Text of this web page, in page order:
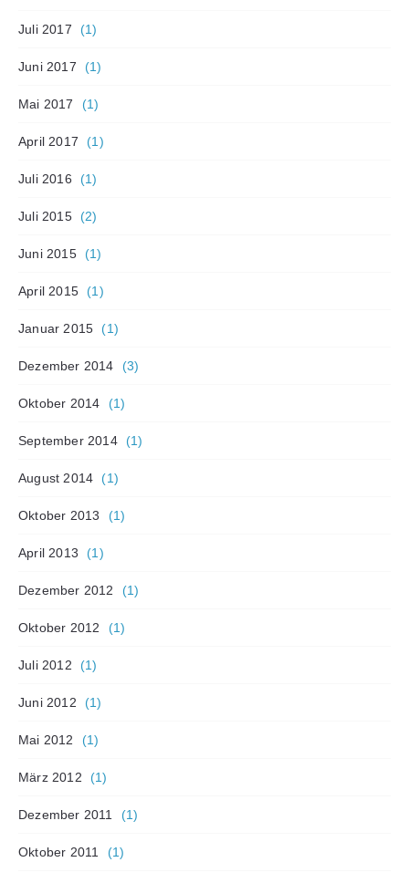
Juli 2017 (1)
Juni 2017 (1)
Mai 2017 (1)
April 2017 (1)
Juli 2016 (1)
Juli 2015 (2)
Juni 2015 (1)
April 2015 (1)
Januar 2015 (1)
Dezember 2014 (3)
Oktober 2014 (1)
September 2014 (1)
August 2014 (1)
Oktober 2013 (1)
April 2013 (1)
Dezember 2012 (1)
Oktober 2012 (1)
Juli 2012 (1)
Juni 2012 (1)
Mai 2012 (1)
März 2012 (1)
Dezember 2011 (1)
Oktober 2011 (1)